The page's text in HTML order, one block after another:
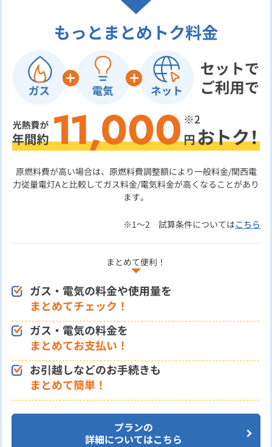
原燃料費が高い場合は、原燃料費調整額により一般料金/関西電
力従量電灯Aと比較してガス料金/電気料金が高くなることがあり
ます。
※1～2 試算条件についてはこちら
まとめて便利！
ガス・電気の料金や使用量を
まとめてチェック！
ガス・電気の料金を
まとめてお支払い！
お引越しなどのお手続きも
まとめて簡単！
プランの
詳細についてはこちら